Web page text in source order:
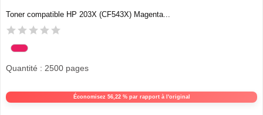
Toner compatible HP 203X (CF543X) Magenta...
Économisez 56,22 % par rapport à l'original
Quantité : 2500 pages